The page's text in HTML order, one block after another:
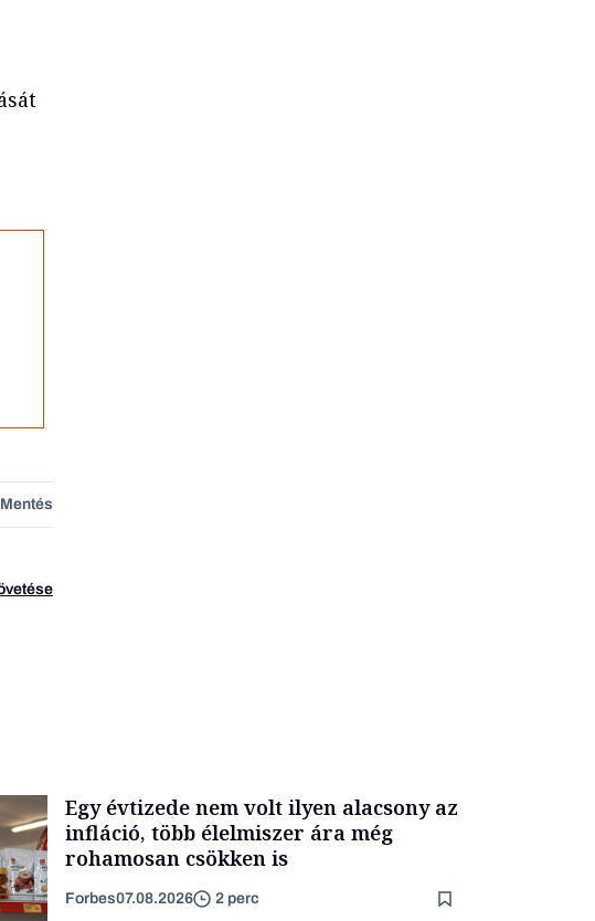
Mentés
Egy évtizede nem volt ilyen alacsony az
infláció, több élelmiszer ára még
rohamosan csökken is
Forbes07.08.2026 2 perc